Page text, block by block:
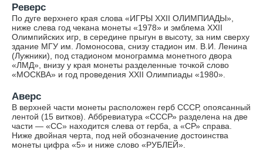
Реверс
По дуге верхнего края слова «ИГРЫ XXII ОЛИМПИАДЫ»,
ниже слева год чекана монеты «1978» и эмблема XXII
Олимпийских игр, в середине прыгун в высоту, за ним сверху
здание МГУ им. Ломоносова, снизу стадион им. В.И. Ленина
(Лужники), под стадионом монограмма монетного двора
«ЛМД», внизу у края монеты разделенные точкой слово
«МОСКВА» и год проведения XXII Олимпиады «1980».
Аверс
В верхней части монеты расположен герб СССР, опоясанный
лентой (15 витков). Аббревиатура «СССР» разделена на две
части — «СС» находится слева от герба, а «СР» справа.
Ниже двойная черта, под ней обозначение достоинства
монеты цифра «5» и ниже слово «РУБЛЕЙ».